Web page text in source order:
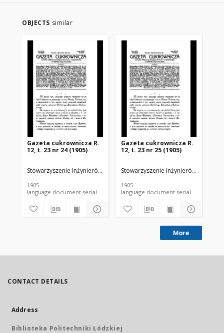
OBJECTS similar
Gazeta cukrownicza R.
12, t. 23 nr 24 (1905)
Stowarzyszenie Inżynierów i Techników Przemysłu Rolnego i
1905
language document serial
Gazeta cukrownicza R.
12, t. 23 nr 25 (1905)
Stowarzyszenie Inżynierów i
1905
language document serial
More
CONTACT DETAILS
Address
Biblioteka Politechniki Łódzkiej